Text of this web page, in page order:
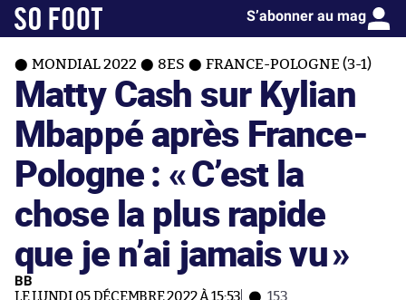
S’abonner au mag
MONDIAL 2022 8ES FRANCE-POLOGNE (3-1)
Matty Cash sur Kylian
Mbappé après France-
Pologne : «C’est la
chose la plus rapide
que je n’ai jamais vu»
BB
LE LUNDI 05 DÉCEMBRE 2022 À 15:53 153